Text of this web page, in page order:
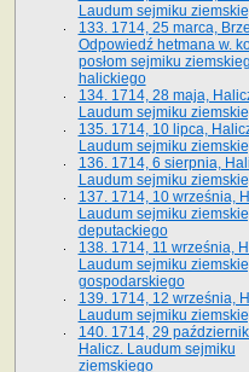
Laudum sejmiku
133. 1714, 25 marca,
Odpowiedź hetmana w.
posłom sejmiku
halickiego
134. 1714, 28 maja,
Laudum sejmiku
135. 1714, 10 lipca,
Laudum sejmiku
136. 1714, 6 sierpnia,
Laudum sejmiku
137. 1714, 10 września,
Laudum sejmiku
deputackiego
138. 1714, 11 września,
Laudum sejmiku
gospodarskiego
139. 1714, 12 września,
Laudum sejmiku
140. 1714, 29
Halicz. Laudum sejmiku
ziemskiego